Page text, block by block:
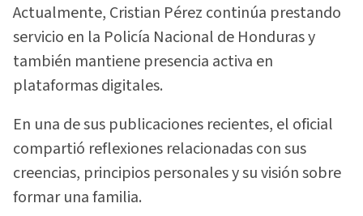
Actualmente, Cristian Pérez continúa prestando
servicio en la Policía Nacional de Honduras y
también mantiene presencia activa en
plataformas digitales.
En una de sus publicaciones recientes, el oficial
compartió reflexiones relacionadas con sus
creencias, principios personales y su visión sobre
formar una familia.